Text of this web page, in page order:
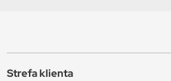
Strefa klienta